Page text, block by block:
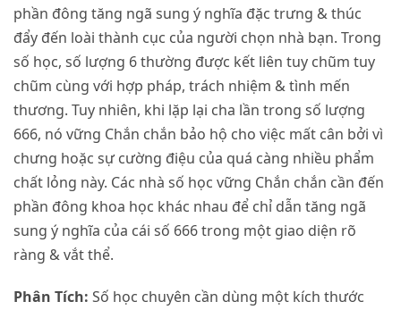
phần đông tăng ngã sung ý nghĩa đặc trưng & thúc
đẩy đến loài thành cục của người chọn nhà bạn. Trong
số học, số lượng 6 thường được kết liên tuy chũm tuy
chũm cùng với hợp pháp, trách nhiệm & tình mến
thương. Tuy nhiên, khi lặp lại cha lần trong số lượng
666, nó vững Chắn chắn bảo hộ cho việc mất cân bởi vì
chưng hoặc sự cường điệu của quá càng nhiều phẩm
chất lỏng này. Các nhà số học vững Chắn chắn cần đến
phần đông khoa học khác nhau để chỉ dẫn tăng ngã
sung ý nghĩa của cái số 666 trong một giao diện rõ
ràng & vắt thể.
Phân Tích: Số học chuyên cần dùng một kích thước